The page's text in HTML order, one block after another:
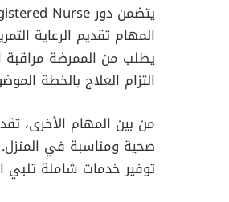
المهام تقديم الرعاية
يطلب من الممرضة مراقبة
التزام العلاج بالخطة
من بين المهام الأخرى،
صحية ومناسبة في
توفير خدمات شاملة تلبي